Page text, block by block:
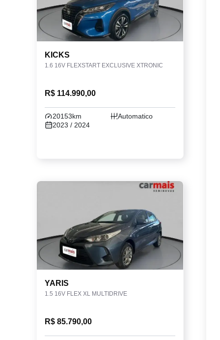
KICKS
1.6 16V FLEXSTART EXCLUSIVE XTRONIC
R$ 114.990,00
20153km
Automatico
2023 / 2024
YARIS
1.5 16V FLEX XL MULTIDRIVE
R$ 85.790,00